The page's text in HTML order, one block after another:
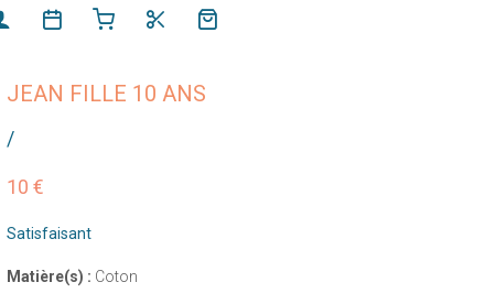
JEAN FILLE 10 ANS
/
10 €
Satisfaisant
Matière(s) : Coton